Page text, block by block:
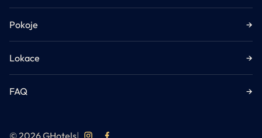
Pokoje →
Lokace →
FAQ →
© 2026 GHotels|